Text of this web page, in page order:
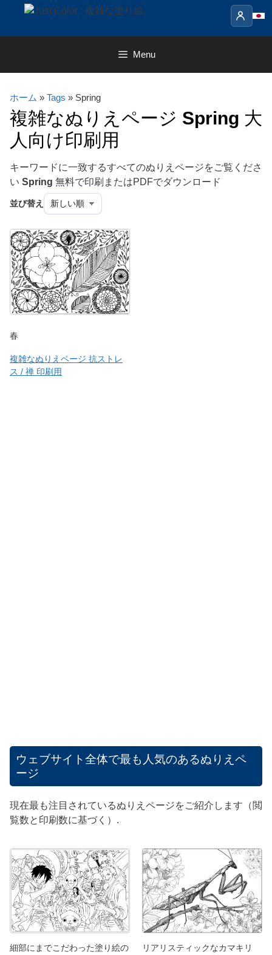
content
Menu
ホーム » Tags » Spring
複雑なぬりえページ Spring 大
人向け印刷用
キーワードに一致するすべてのぬりえページをご覧くださ
い Spring 無料で印刷またはPDFでダウンロード
並び替え
春
複雑なぬりえページ 抗ストレ
ス / 禅 印刷用
ウェブサイト全体で最も人気のあるぬりえペ
ージ
現在最も注目されているぬりえページをご紹介します（閲
覧数と印刷数に基づく）.
細部にまでこだわった塗り絵の
リアリスティックなカマキリ